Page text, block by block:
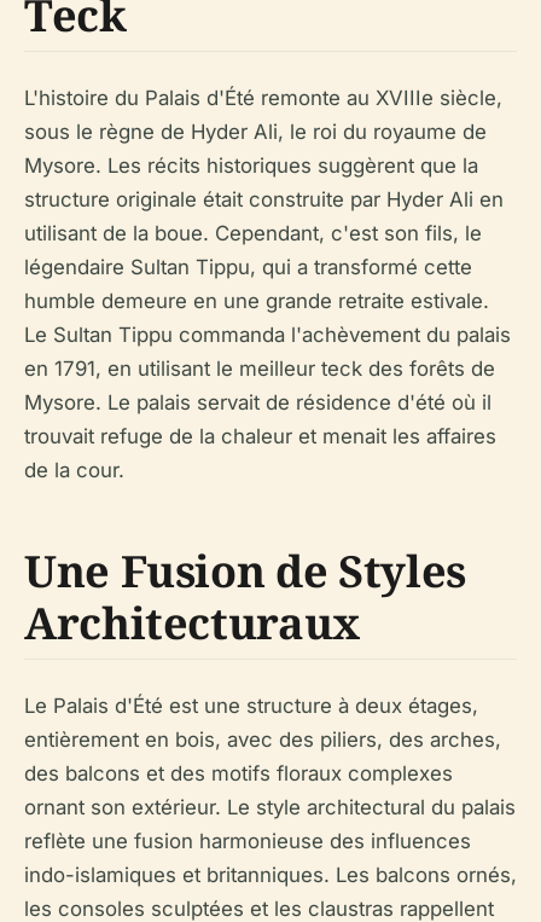
Teck
L'histoire du Palais d'Été remonte au XVIIIe siècle,
sous le règne de Hyder Ali, le roi du royaume de
Mysore. Les récits historiques suggèrent que la
structure originale était construite par Hyder Ali en
utilisant de la boue. Cependant, c'est son fils, le
légendaire Sultan Tippu, qui a transformé cette
humble demeure en une grande retraite estivale.
Le Sultan Tippu commanda l'achèvement du palais
en 1791, en utilisant le meilleur teck des forêts de
Mysore. Le palais servait de résidence d'été où il
trouvait refuge de la chaleur et menait les affaires
de la cour.
Une Fusion de Styles
Architecturaux
Le Palais d'Été est une structure à deux étages,
entièrement en bois, avec des piliers, des arches,
des balcons et des motifs floraux complexes
ornant son extérieur. Le style architectural du palais
reflète une fusion harmonieuse des influences
indo-islamiques et britanniques. Les balcons ornés,
les consoles sculptées et les claustras rappellent